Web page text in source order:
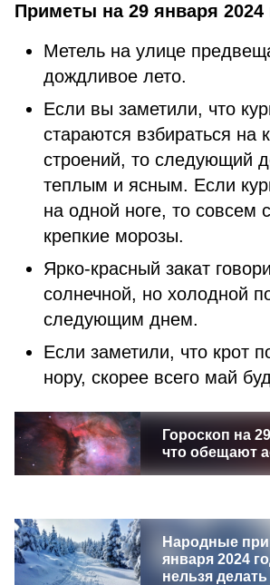
Приметы на 29 января 2024
Метель на улице
дождливое лето.
Если вы заметили, что
стараются взбираться на
строений, то следующий
теплым и ясным. Если
на одной ноге, то совсем
крепкие морозы.
Ярко-красный закат
солнечной, но холодной
следующим днем.
Если заметили, что крот
нору, скорее всего май
Гороскоп на
что обещают
Народные
января 2024
нельзя делать